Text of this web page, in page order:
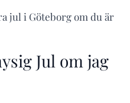
jul i Göteborg om du är
Jul om jag